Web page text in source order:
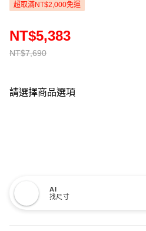
超取滿NT$2,000免運
NT$7,690
NT$5,383
請選擇商品選項
AI
找尺寸